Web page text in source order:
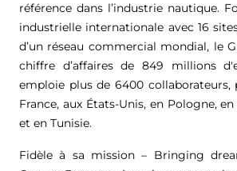
référence dans l’industrie nautique.
industrielle internationale avec 16
d’un réseau commercial mondial, le
chiffre d’affaires de 849 millions
emploie plus de 6400 collaborateurs,
France, aux États-Unis, en Pologne,
et en Tunisie.
Fidèle à sa mission – Bringing